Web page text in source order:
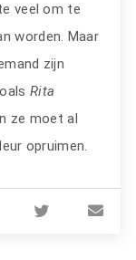
veel om te
worden. Maar
zijn
Rita
ze moet al
opruimen.